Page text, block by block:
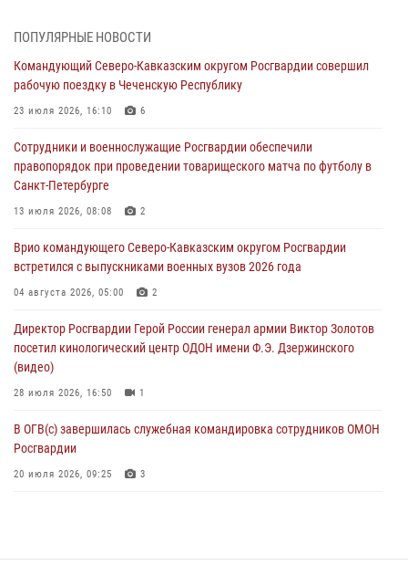
Представители ФСБ России по Уральскому округу Росгвардии и
Кузнецова
07 августа 2026, 12:00
Смольного собора в Санкт-Петербурге (видео)
07 августа 2026, 11:34 3
В Курске росгвардейцы провели занятие по основам
07 августа 2026, 11:33
Рэпер ST посетил раненых росгвардейцев в Главном военном
07 августа 2026, 11:18
ПОПУЛЯРНЫЕ НОВОСТИ
Командующий Северо-Кавказским округом Росгвардии совершил
рабочую поездку в Чеченскую Республику
23 июля 2026, 16:10 6
Сотрудники и военнослужащие Росгвардии обеспечили
правопорядок при проведении товарищеского матча по футболу в
Санкт-Петербурге
13 июля 2026, 08:08 2
Врио командующего Северо-Кавказским округом Росгвардии
встретился с выпускниками военных вузов 2026 года
04 августа 2026, 05:00 2
Директор Росгвардии Герой России генерал армии Виктор Золотов
посетил кинологический центр ОДОН имени Ф.Э. Дзержинского
(видео)
28 июля 2026, 16:50 1
В ОГВ(с) завершилась служебная командировка сотрудников ОМОН
Росгвардии
20 июля 2026, 09:25 3